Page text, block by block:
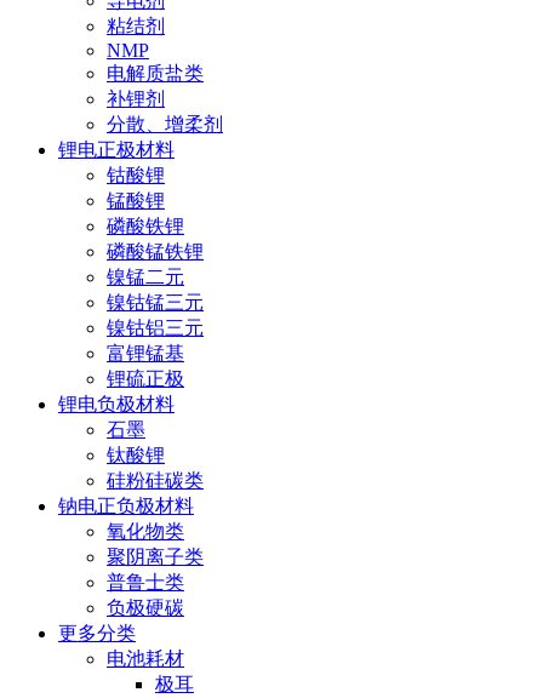
粘结剂
NMP
电解质盐类
补锂剂
分散、增柔剂
锂电正极材料
钴酸锂
锰酸锂
磷酸铁锂
磷酸锰铁锂
镍锰二元
镍钴锰三元
镍钴铝三元
富锂锰基
锂硫正极
锂电负极材料
石墨
钛酸锂
硅粉硅碳类
钠电正负极材料
氧化物类
聚阴离子类
普鲁士类
负极硬碳
更多分类
电池耗材
极耳